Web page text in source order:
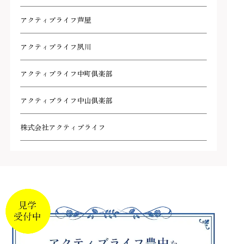
アクティブライフ芦屋
アクティブライフ夙川
アクティブライフ中町倶楽部
アクティブライフ中山倶楽部
株式会社アクティブライフ